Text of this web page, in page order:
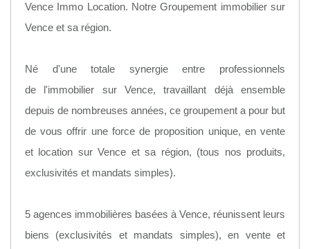
Vence Immo Location. Notre Groupement immobilier sur
Vence et sa région.
Né d'une totale synergie entre professionnels
de l'immobilier sur Vence, travaillant déjà ensemble
depuis de nombreuses années, ce groupement a pour but
de vous offrir une force de proposition unique, en vente
et location sur Vence et sa région, (tous nos produits,
exclusivités et mandats simples).
5 agences immobilières basées à Vence, réunissent leurs
biens (exclusivités et mandats simples), en vente et